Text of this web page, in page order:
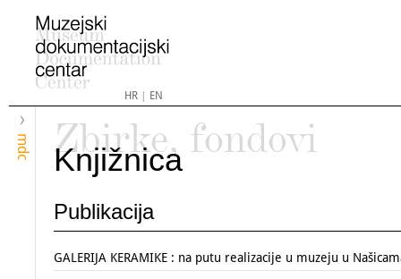
HR| EN
mdc
Zbirke, fondovi
Knjižnica
Publikacija
GALERIJA KERAMIKE : na putu realizacije u muzeju u